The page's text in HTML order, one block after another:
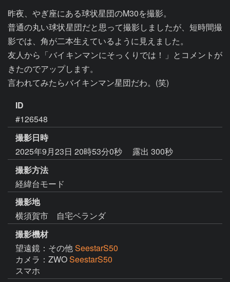
昨夜、やぎ座にある球状星団のM30を撮影。
普通の丸い球状星団だと思って撮影しましたが、短時間撮
影では、角が二本生えているように見えました。
友人から「バイキンマンにそっくりでは！」とコメントが
きたのでアップします。
ID
#126548
撮影日時
2025年9月23日 20時53分0秒
露出 300秒
撮影方法
経緯台モード
撮影地
横須賀市 自宅ベランダ
撮影機材
望遠鏡：その他SeestarS50
カメラ：ZWOSeestarS50
スマホ